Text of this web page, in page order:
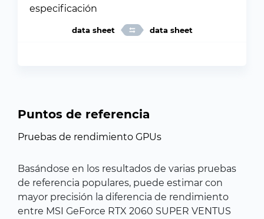
especificación
data sheet data sheet
Puntos de referencia
Pruebas de rendimiento GPUs
Basándose en los resultados de varias pruebas
de referencia populares, puede estimar con
mayor precisión la diferencia de rendimiento
entre MSI GeForce RTX 2060 SUPER VENTUS